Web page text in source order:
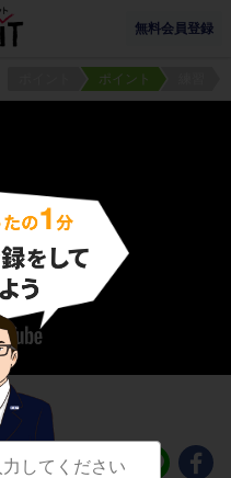
無料会員登録
ポイント